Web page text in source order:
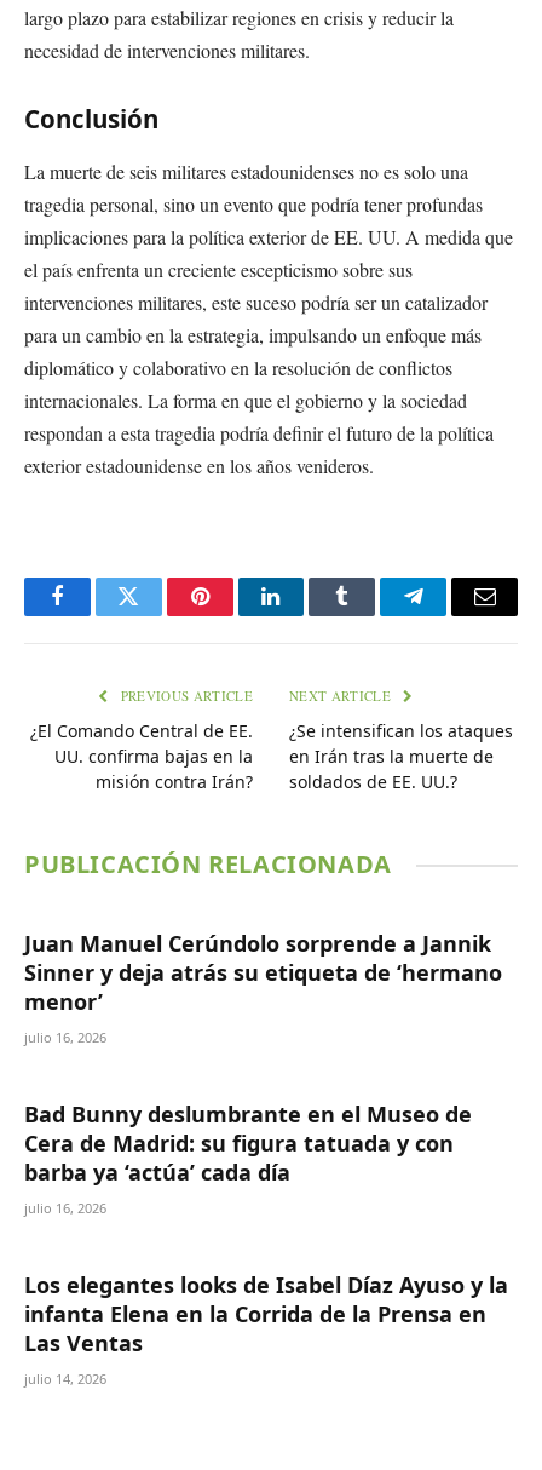
largo plazo para estabilizar regiones en crisis y reducir la
necesidad de intervenciones militares.
Conclusión
La muerte de seis militares estadounidenses no es solo una
tragedia personal, sino un evento que podría tener profundas
implicaciones para la política exterior de EE. UU. A medida que
el país enfrenta un creciente escepticismo sobre sus
intervenciones militares, este suceso podría ser un catalizador
para un cambio en la estrategia, impulsando un enfoque más
diplomático y colaborativo en la resolución de conflictos
internacionales. La forma en que el gobierno y la sociedad
respondan a esta tragedia podría definir el futuro de la política
exterior estadounidense en los años venideros.
FacebookTwitter PinterestLinkedInTumblr TelegramEmail
PREVIOUS ARTICLE
¿El Comando Central de EE.
UU. confirma bajas en la
misión contra Irán?
NEXT ARTICLE
¿Se intensifican los ataques
en Irán tras la muerte de
soldados de EE. UU.?
PUBLICACIÓN RELACIONADA
Juan Manuel Cerúndolo sorprende a Jannik
Sinner y deja atrás su etiqueta de ‘hermano
menor’
julio 16, 2026
Bad Bunny deslumbrante en el Museo de
Cera de Madrid: su figura tatuada y con
barba ya ‘actúa’ cada día
julio 16, 2026
Los elegantes looks de Isabel Díaz Ayuso y la
infanta Elena en la Corrida de la Prensa en
Las Ventas
julio 14, 2026